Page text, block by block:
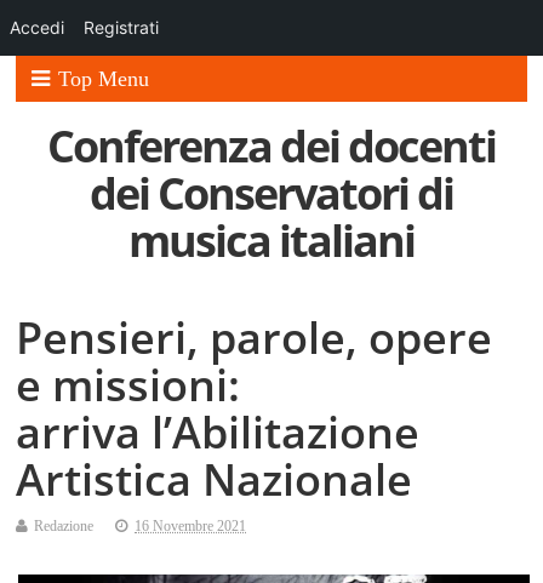
Top Menu
Conferenza dei docenti
dei Conservatori di
musica italiani
Pensieri, parole, opere
e missioni:
arriva l’Abilitazione
Artistica Nazionale
Redazione 16 Novembre 2021
Accedi Registrati